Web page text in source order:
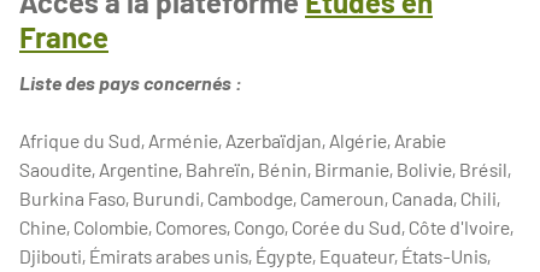
France
Liste des pays concernés :
Afrique du Sud, Arménie, Azerbaïdjan, Algérie, Arabie
Saoudite, Argentine, Bahreïn, Bénin, Birmanie, Bolivie, Brésil,
Burkina Faso, Burundi, Cambodge, Cameroun, Canada, Chili,
Chine, Colombie, Comores, Congo, Corée du Sud, Côte d'Ivoire,
Djibouti, Émirats arabes unis, Égypte, Equateur, États-Unis,